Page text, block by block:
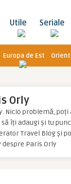
Utile Seriale
Europa de Est
Orly
Nicio problemă,
îți adaugi și tu
Travel Blog și
Paris Orly